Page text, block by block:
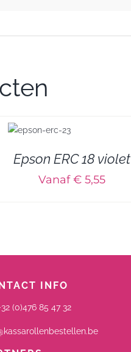
Epson ERC 18 violet
Vanaf € 5,55
DETAILS
INFO
(0)476 85 47 32